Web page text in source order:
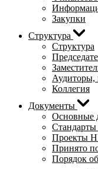
Закупки
Структура
Структура
Аудиторы,
Коллегия
Документы
Основные
Проекты
Принято
Порядок